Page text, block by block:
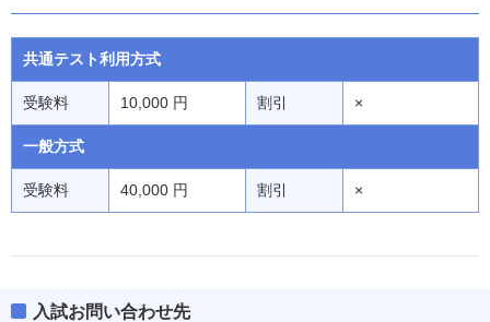
共通テスト利用方式
受験料 10,000 円 割引 ×
一般方式
受験料 40,000 円 割引 ×
入試お問い合わせ先